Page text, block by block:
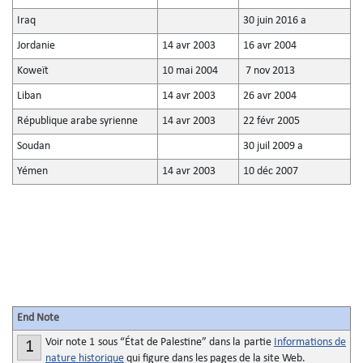
Iraq 30 juin 2016 a
Jordanie 14 avr 2003 16 avr 2004
Koweït 10 mai 2004 7 nov 2013
Liban 14 avr 2003 26 avr 2004
République arabe syrienne 14 avr 2003 22 févr 2005
Soudan 30 juil 2009 a
Yémen 14 avr 2003 10 déc 2007
End Note
1 Voir note 1 sous “État de Palestine” dans la partie Informations de
nature historique qui figure dans les pages de la site Web.